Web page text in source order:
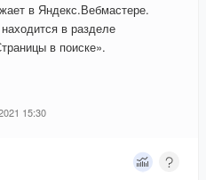
в Яндекс.Вебмастере.
в разделе
в поиске».
15:30